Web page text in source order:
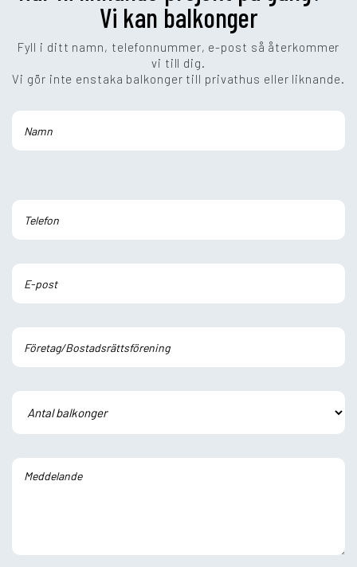
Vi kan balkonger
Fyll i ditt namn, telefonnummer, e-post så återkommer
vi till dig.
Vi gör inte enstaka balkonger till privathus eller liknande.
detta
fält